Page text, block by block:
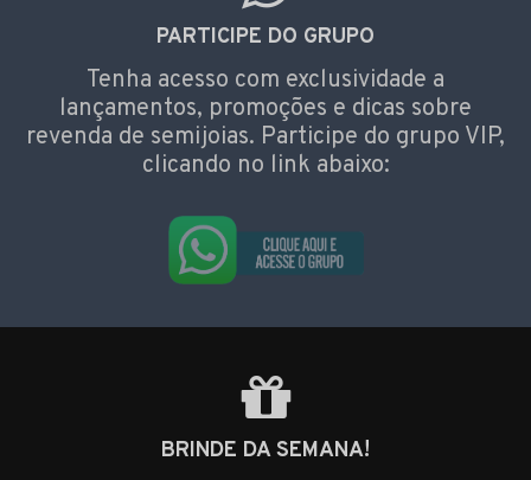
PARTICIPE DO GRUPO
Tenha acesso com exclusividade a
lançamentos, promoções e dicas sobre
revenda de semijoias. Participe do grupo VIP,
clicando no link abaixo:
BRINDE DA SEMANA!